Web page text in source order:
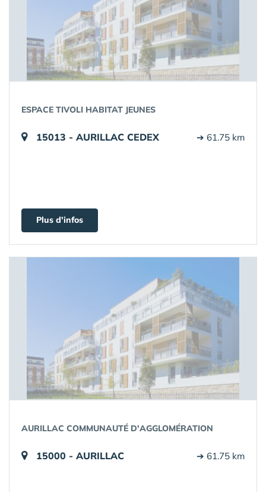
ESPACE TIVOLI HABITAT JEUNES
15013 - AURILLAC CEDEX ➔ 61.75 km
Plus d'infos
AURILLAC COMMUNAUTÉ D'AGGLOMÉRATION
15000 - AURILLAC ➔ 61.75 km